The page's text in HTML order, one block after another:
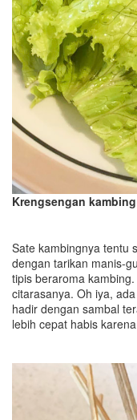
Krengsengan kambing
Sate kambingnya tentu
dengan tarikan manis-
tipis beraroma
citarasanya. Oh iya,
hadir dengan sambal
lebih cepat habis